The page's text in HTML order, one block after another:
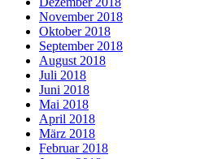
November 2018
Oktober 2018
September 2018
August 2018
Juli 2018
Juni 2018
Mai 2018
April 2018
März 2018
Februar 2018